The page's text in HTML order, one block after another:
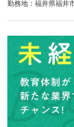
勤務地：福井県福井